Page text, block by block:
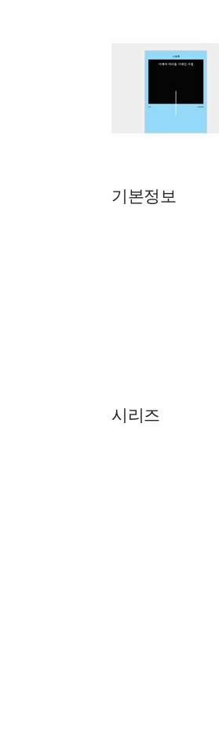
기본정보
시리즈